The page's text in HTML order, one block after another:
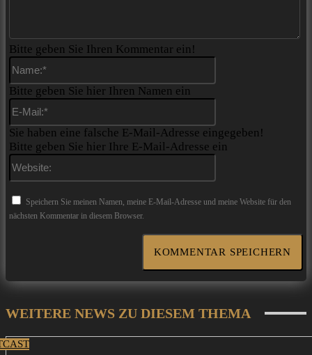
Bitte geben Sie Ihren Kommentar ein!
Bitte geben Sie hier Ihren Namen ein
Sie haben eine falsche E-Mail-Adresse eingegeben!
Bitte geben Sie hier Ihre E-Mail-Adresse ein
Speichern Sie meinen Namen, meine E-Mail-Adresse und meine Website für den
nächsten Kommentar in diesem Browser.
WEITERE NEWS ZU DIESEM THEMA